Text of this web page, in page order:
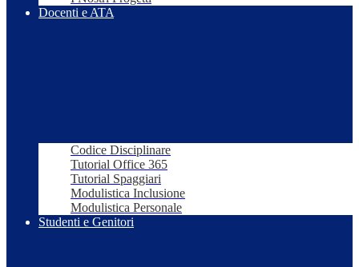
Docenti e ATA
Codice Disciplinare
Tutorial Office 365
Tutorial Spaggiari
Modulistica Inclusione
Modulistica Personale
Studenti e Genitori